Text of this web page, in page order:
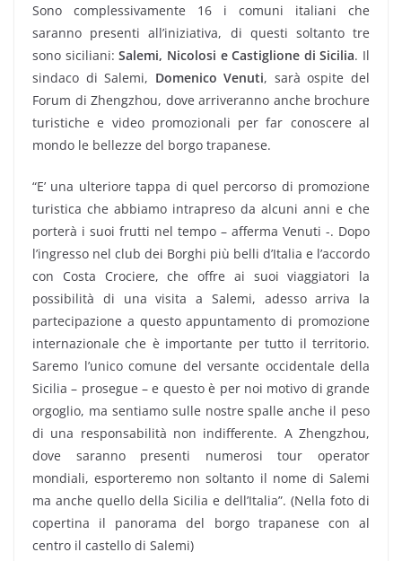
Sono complessivamente 16 i comuni italiani che
saranno presenti all’iniziativa, di questi soltanto tre
sono siciliani: Salemi, Nicolosi e Castiglione di Sicilia. Il
sindaco di Salemi, Domenico Venuti, sarà ospite del
Forum di Zhengzhou, dove arriveranno anche brochure
turistiche e video promozionali per far conoscere al
mondo le bellezze del borgo trapanese.
“E’ una ulteriore tappa di quel percorso di promozione
turistica che abbiamo intrapreso da alcuni anni e che
porterà i suoi frutti nel tempo – afferma Venuti -. Dopo
l’ingresso nel club dei Borghi più belli d’Italia e l’accordo
con Costa Crociere, che offre ai suoi viaggiatori la
possibilità di una visita a Salemi, adesso arriva la
partecipazione a questo appuntamento di promozione
internazionale che è importante per tutto il territorio.
Saremo l’unico comune del versante occidentale della
Sicilia – prosegue – e questo è per noi motivo di grande
orgoglio, ma sentiamo sulle nostre spalle anche il peso
di una responsabilità non indifferente. A Zhengzhou,
dove saranno presenti numerosi tour operator
mondiali, esporteremo non soltanto il nome di Salemi
ma anche quello della Sicilia e dell’Italia”. (Nella foto di
copertina il panorama del borgo trapanese con al
centro il castello di Salemi)